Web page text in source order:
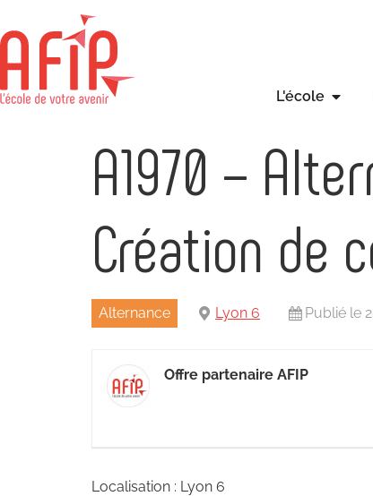
L'école
A1970 –
Création de
Alternance Lyon 6 Publié le
Offre partenaire AFIP
Localisation : Lyon 6